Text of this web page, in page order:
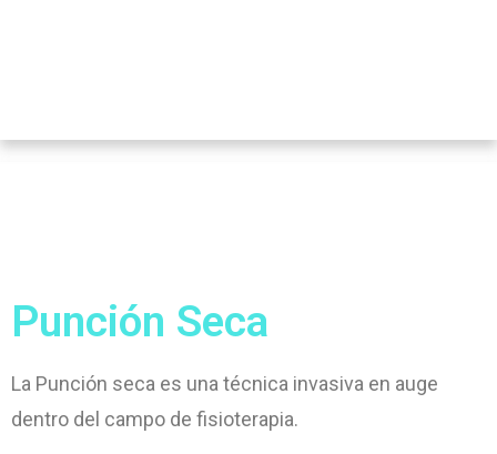
Punción Seca
La Punción seca es una técnica invasiva en auge
dentro del campo de fisioterapia.